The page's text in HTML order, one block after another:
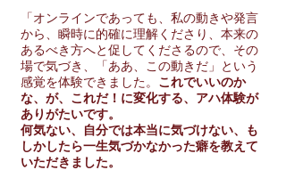
「オンラインであっても、私の動きや発言
から、瞬時に的確に理解くださり、本来の
あるべき方へと促してくださるので、その
場で気づき、「ああ、この動きだ」という
感覚を体験できました。 これでいいのか
な、が、これだ！に変化する、アハ体験が
ありがたいです。
何気ない、自分では本当に気づけない、も
しかしたら一生気づかなかった癖を教えて
いただきました。